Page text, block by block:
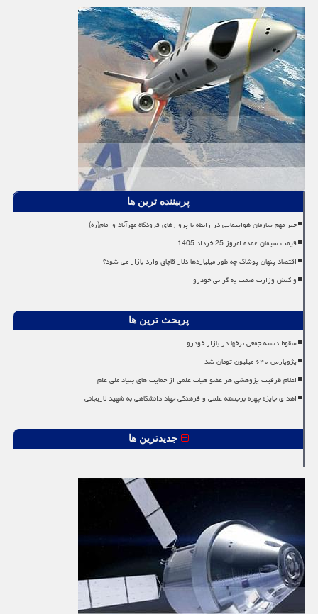
پربیننده ترین ها
خبر مهم سازمان هواپیمایی در رابطه با پروازهای فرودگاه مهرآباد و امام(ره)
قیمت سیمان عمده امروز 25 خرداد 1405
اقتصاد پنهان پوشاک چه طور میلیاردها دلار قاچاق وارد بازار می شود؟
واکنش وزارت صمت به گرانی خودرو
پربحث ترین ها
سقوط دسته جمعی نرخها در بازار خودرو
پژوپارس ۶۴۰ میلیون تومان شد
اعلام ظرفیت پژوهشی هر عضو هیات علمی از حمایت های بنیاد ملی علم
اهدای جایزه چهره برجسته علمی و فرهنگی جهاد دانشگاهی به شهید لاریجانی
جدیدترین ها